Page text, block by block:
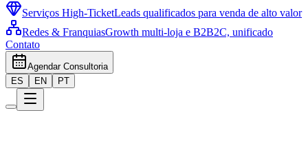
Serviços High-TicketLeads qualificados para venda de alto valor
Redes & FranquiasGrowth multi-loja e B2B2C, unificado
Contato
Agendar Consultoria
ES
EN PT